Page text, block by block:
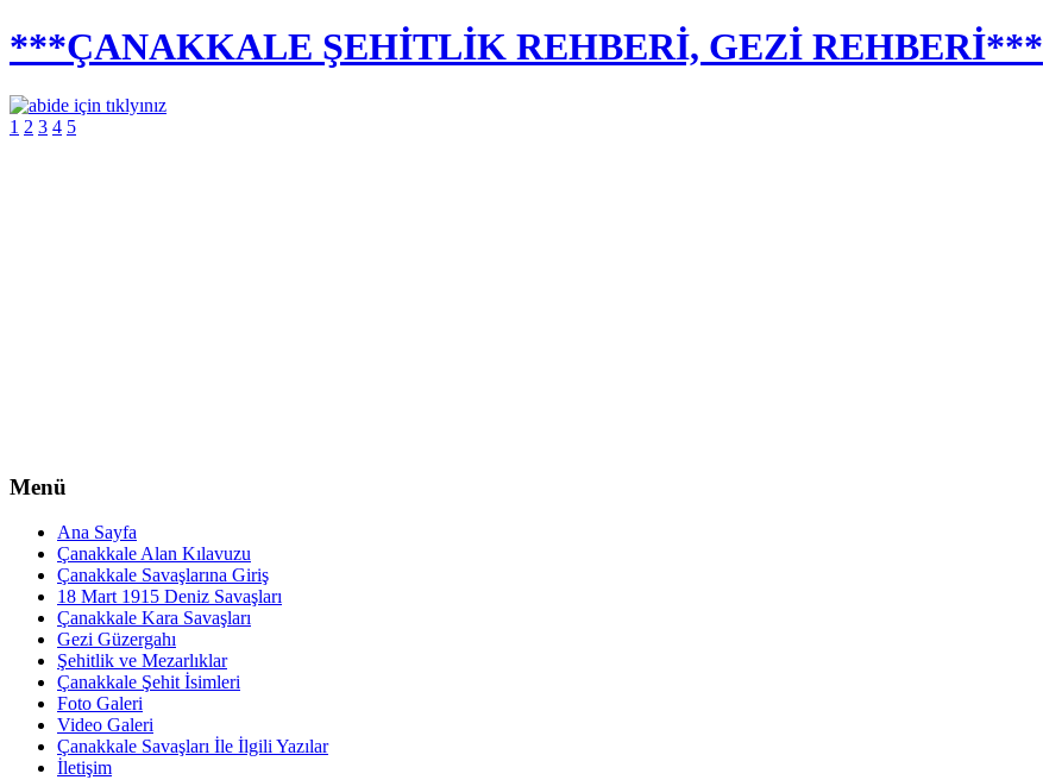
***ÇANAKKALE ŞEHİTLİK REHBERİ, GEZİ REHBERİ***
1 2 3 4 5
Menü
Ana Sayfa
Çanakkale Alan Kılavuzu
Çanakkale Savaşlarına Giriş
18 Mart 1915 Deniz Savaşları
Çanakkale Kara Savaşları
Gezi Güzergahı
Şehitlik ve Mezarlıklar
Çanakkale Şehit İsimleri
Foto Galeri
Video Galeri
Çanakkale Savaşları İle İlgili Yazılar
İletişim